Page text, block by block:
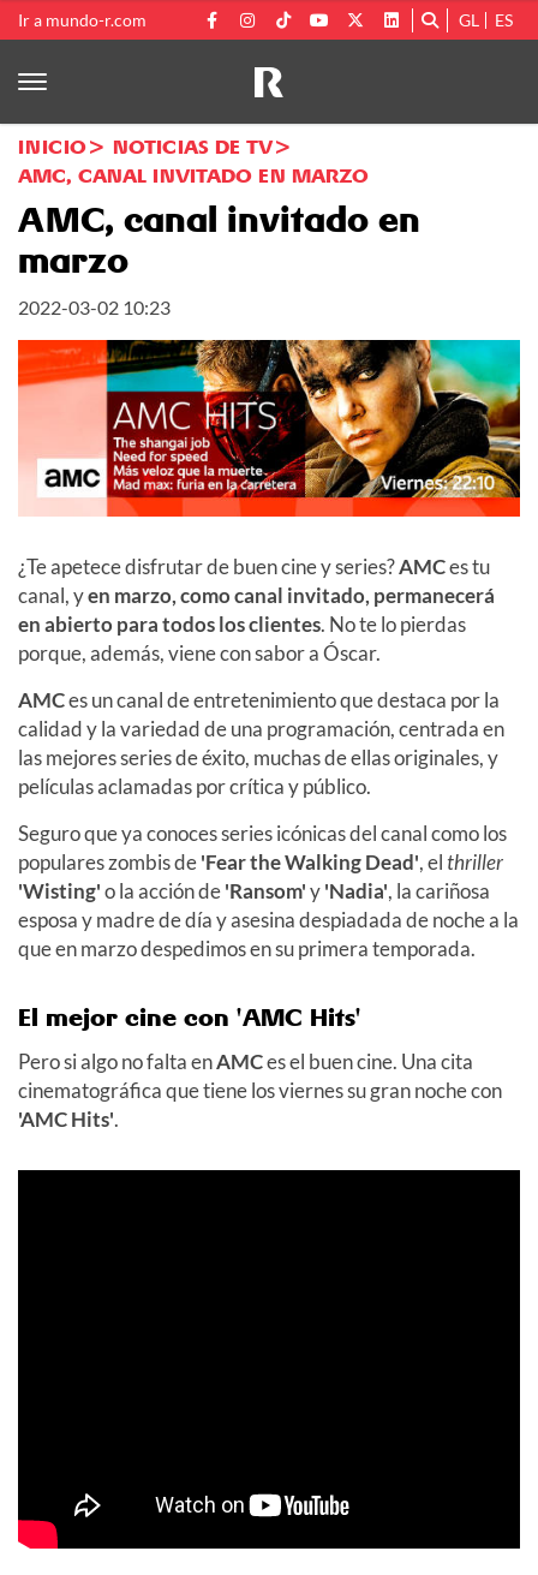
Ir a mundo-r.com GL ES
INICIO
NOTICIAS DE TV
AMC, CANAL INVITADO EN MARZO
AMC, canal invitado en
marzo
2022-03-02 10:23
¿Te apetece disfrutar de buen cine y series?AMCes tu
canal, yen marzo, como canal invitado, permanecerá
en abierto para todos los clientes. No te lo pierdas
porque, además, viene con sabor a Óscar.
AMCes un canal de entretenimiento que destaca por la
calidad y la variedad de una programación, centrada en
las mejores series de éxito, muchas de ellas originales, y
películas aclamadas por crítica y público.
Seguro que ya conoces series icónicas del canal como los
populares zombis de'Fear the Walking Dead', el thriller
'Wisting'o la acción de'Ransom'y'Nadia', la cariñosa
esposa y madre de día y asesina despiadada de noche a la
que en marzo despedimos en su primera temporada.
El mejor cine con 'AMC Hits'
Pero si algo no falta enAMCes el buen cine. Una cita
cinematográfica que tiene los viernes su gran noche con
'AMC Hits'.